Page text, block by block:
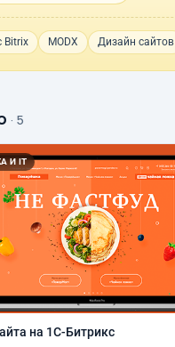
Bitrix MODX Дизайн сайтов
· 5
И IT
на 1C-Битрикс